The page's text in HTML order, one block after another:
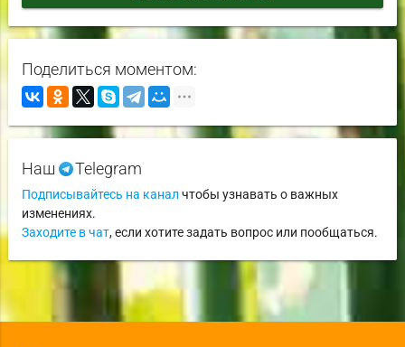
Поделиться моментом:
Наш Telegram
Подписывайтесь на канал чтобы узнавать о важных
изменениях.
Заходите в чат, если хотите задать вопрос или пообщаться.